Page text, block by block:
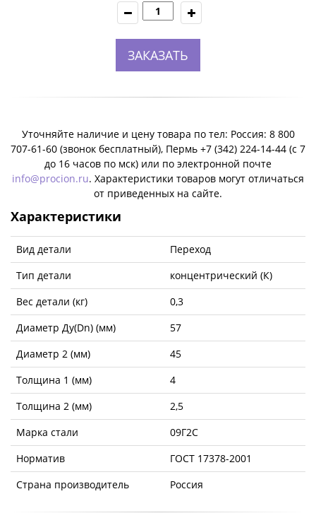
ЗАКАЗАТЬ
Уточняйте наличие и цену товара по тел: Россия: 8 800
707-61-60 (звонок бесплатный), Пермь +7 (342) 224-14-44 (c 7
до 16 часов по мск) или по электронной почте
info@procion.ru. Характеристики товаров могут отличаться
от приведенных на сайте.
Характеристики
Вид детали
Переход
Тип детали
концентрический (К)
Вес детали (кг)
0,3
Диаметр Ду(Dn) (мм)
57
Диаметр 2 (мм)
45
Толщина 1 (мм)
4
Толщина 2 (мм)
2,5
Марка стали
09Г2С
Норматив
ГОСТ 17378-2001
Страна производитель
Россия